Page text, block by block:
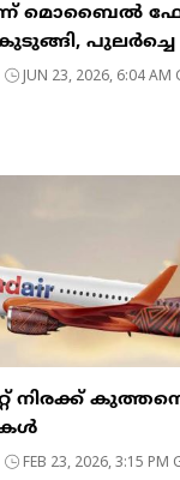
മൊബൈൽ
പുലർച്ചെ
JUN 23, 2026, 6:04 AM
നിരക്ക്
FEB 23, 2026, 3:15 PM